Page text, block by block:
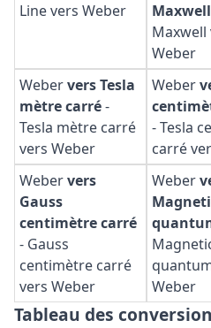
Line vers Weber
Maxwell
Maxwell
Weber
Webervers Tesla
mètre carré-
Tesla mètre carré
vers Weber
Weber
-Tesla
carré
Webervers
Gauss
centimètre carré
- Gauss
centimètre carré
vers Weber
Weber
Weber
Tableau des